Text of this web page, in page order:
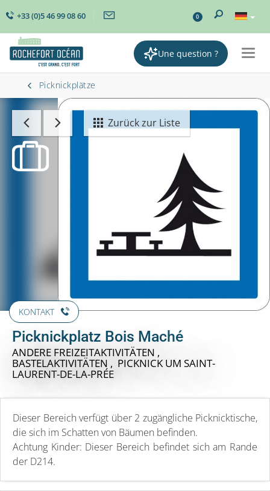
+33 (0)5 46 99 08 60 0
Une question ?
Picknickplätze
Zurück zur Liste
KONTAKT
Picknickplatz Bois Maché
ANDERE FREIZEITAKTIVITÄTEN ,
BASTELAKTIVITÄTEN , PICKNICK UM SAINT-
LAURENT-DE-LA-PRÉE
Dieser Bereich verfügt über 2 zugängliche Picknicktische,
die sich im Schatten von Bäumen befinden.
Achtung Kinder: Dieser Bereich befindet sich am Rande
der D214.